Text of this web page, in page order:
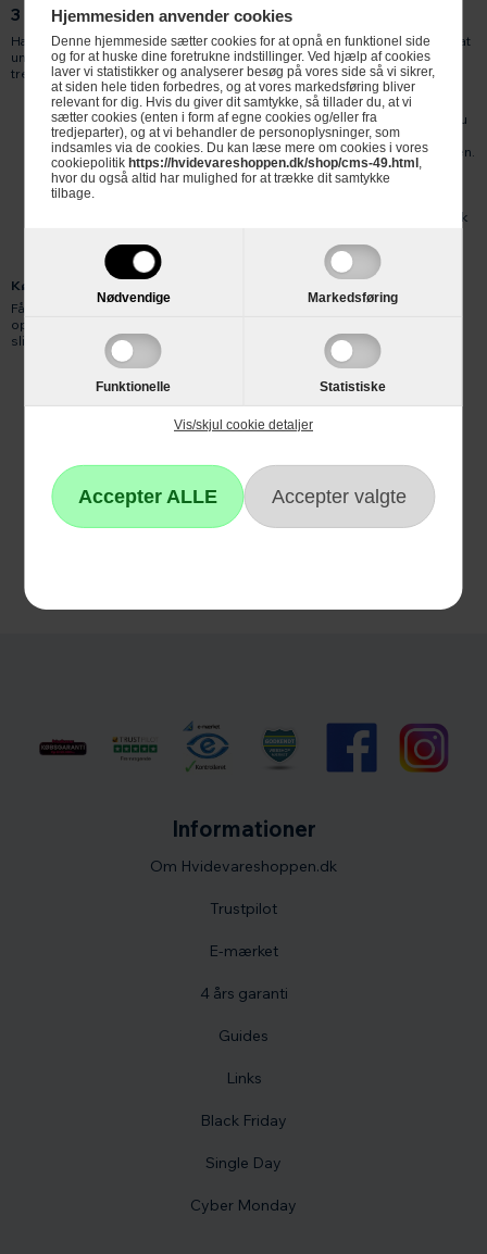
Hjemmesiden anvender cookies
Denne hjemmeside sætter cookies for at opnå en funktionel side
og for at huske dine foretrukne indstillinger. Ved hjælp af cookies
laver vi statistikker og analyserer besøg på vores side så vi sikrer,
at siden hele tiden forbedres, og at vores markedsføring bliver
relevant for dig. Hvis du giver dit samtykke, så tillader du, at vi
sætter cookies (enten i form af egne cookies og/eller fra
tredjeparter), og at vi behandler de personoplysninger, som
indsamles via de cookies. Du kan læse mere om cookies i vores
cookiepolitik https://hvidevareshoppen.dk/shop/cms-49.html ,
hvor du også altid har mulighed for at trække dit samtykke
tilbage.
Nødvendige Markedsføring
Funktionelle Statistiske
Vis/skjul cookie detaljer
3 skønne fordele ved en Electrolux opvaskemaskine
Har du først haft en opvaskemaskine til at klare opvasken, er den svær at
undvære, og du vil kunne finde mange fordele ved den. Men her får du
tre grunde til at vælge en Electrolux opvaskemaskine:
Størrelse og kapacitet: Du kan få Electrolux opvaskemaskiner i
enhver størrelse, så din opvaskemaskine passer til den plads, du
har til rådighed, og til den størrelse familie, I er.
Indretning: En god indretning giver glæde og tryghed i hverdagen.
Vælg f.eks. en maskine med ComfortLift, så du får en god
arbejdshøjde. Eller GlassCare, som holder dine vinglas på plads.
Smarte funktioner: Satellitspolearm med bedre dækning,
QickSelect, der gør det nemt at indstille maskinen, og automatisk
funktioner.
Køb Electrolux opvaskemaskine hos Hvidevareshoppen.dk
Få gratis levering og mange andre fordele. Køb din Electrolux
opvaskemaskine hos Hvidevareshoppen.dk i dag, og glæd dig til at
slippe for opvasken.
Informationer
Om Hvidevareshoppen.dk
Trustpilot
E-mærket
4 års garanti
Guides
Links
Black Friday
Single Day
Cyber Monday